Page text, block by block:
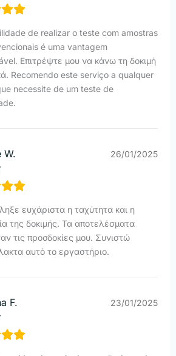
de realizar o teste com amostras
é uma vantagem
Επιτρέψτε μου να κάνω τη δοκιμή
Recomendo este serviço a qualquer
necessite de um teste de
W. 26/01/2025
ευχάριστα η ταχύτητα και η
της δοκιμής. Τα αποτελέσματα
τις προσδοκίες μου. Συνιστώ
αυτό το εργαστήριο.
F. 23/01/2025